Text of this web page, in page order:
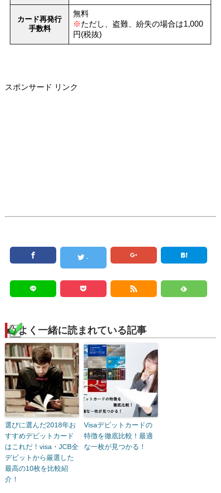
カード再発行
手数料
無料
※ただし、盗難、紛失の場合は1,000
円(税抜)
スポンサード リンク
-
よく一緒に読まれている記事
選びに選んだ2018年お
すすめデビットカード
はこれだ！visa・JCB全
デビットから厳選した
最高の10枚を比較紹
介！
Visaデビットカードの
特徴を徹底比較！最適
な一枚が見つかる！